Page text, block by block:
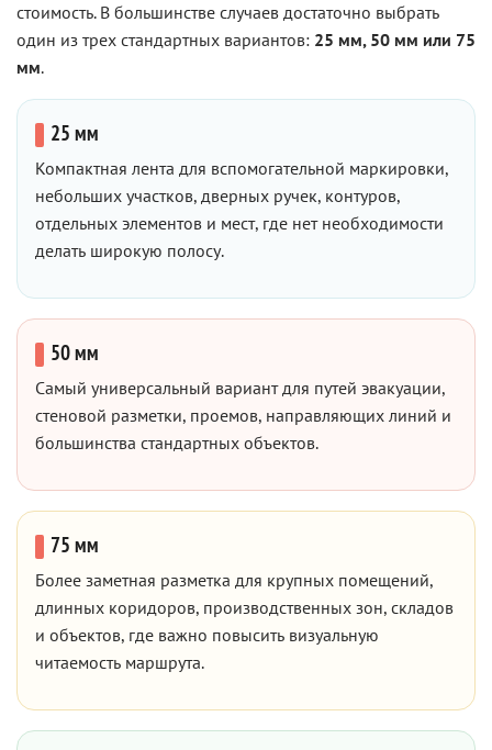
стоимость. В большинстве случаев достаточно выбрать
один из трех стандартных вариантов: 25 мм, 50 мм или 75
мм.
25 мм
Компактная лента для вспомогательной маркировки,
небольших участков, дверных ручек, контуров,
отдельных элементов и мест, где нет необходимости
делать широкую полосу.
50 мм
Самый универсальный вариант для путей эвакуации,
стеновой разметки, проемов, направляющих линий и
большинства стандартных объектов.
75 мм
Более заметная разметка для крупных помещений,
длинных коридоров, производственных зон, складов
и объектов, где важно повысить визуальную
читаемость маршрута.